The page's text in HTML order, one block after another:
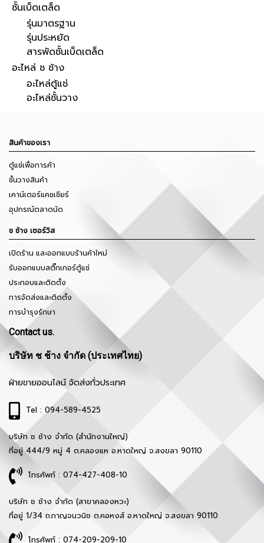
ชั้นเบ็ดเตล็ด
รุ่นมาตรฐาน
รุ่นประหยัด
สารพัดชั้นเบ็ดเตล็ด
อะไหล่ ช ช้าง
อะไหล่ตู้แช่
อะไหล่ชั้นวาง
สินค้าของเรา
ตู้แช่เพื่อการค้า
ชั้นวางสินค้า
เคาน์เตอร์แคชเชียร์
อุปกรณ์ตลาดนัด
ช ช้าง เซอร์วิส
เปิดร้าน และออกแบบร้านค้าใหม่
รับออกแบบสติ๊กเกอร์ตู้แช่
ประกอบและติดตั้ง
การจัดส่งและติดตั้ง
การบำรุงรักษา
Contact us.
บริษัท ช ช้าง จำกัด (ประเทศไทย)
ฝ่ายขายออนไลน์ จัดส่งทั่วประเทศ
Tel : 094-589-4525
บริษัท ช ช้าง จำกัด (สำนักงานใหญ่)
ที่อยู่ 444/9 หมู่ 4 ต.คลองแห อ.หาดใหญ่ จ.สงขลา 90110
โทรศัพท์ : 074-427-408-10
บริษัท ช ช้าง จำกัด (สาขาคลองหวะ)
ที่อยู่ 1/34 ถ.กาญจนวนิช ต.คอหงส์ อ.หาดใหญ่ จ.สงขลา 90110
โทรศัพท์ : 074-209-209-10